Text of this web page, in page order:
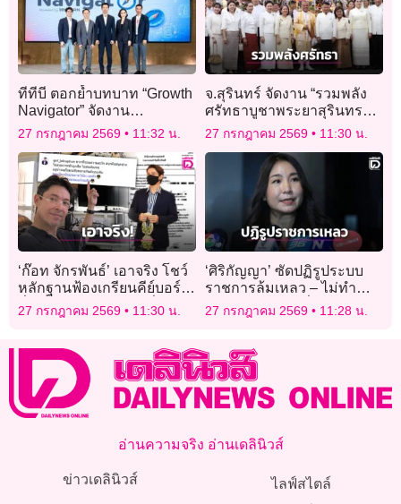
ทีทีบี ตอกย้ำบทบาท “Growth
Navigator” จัดงาน
Networking Day สนับสนุน
SME ไทยอย่างครบวงจร
27 กรกฎาคม 2569 11:32 น.
จ.สุรินทร์ จัดงาน “รวมพลัง
ศรัทธาบูชาพระยาสุรินทร
ภักดีฯ” เสริมบารมีเมือง
27 กรกฎาคม 2569 11:30 น.
‘ก๊อท จักรพันธ์’ เอาจริง โชว์
หลักฐานฟ้องเกรียนคีย์บอร์ด
ลั่นเตรียมรอรับหมายที่บ้าน!
27 กรกฎาคม 2569 11:30 น.
‘ศิริกัญญา’ ซัดปฏิรูประบบ
ราชการล้มเหลว – ไม่ทำ
แผนภาพใหญ่ หวั่นคนเก่งๆ
ชิงขอเออร์ลี่
27 กรกฎาคม 2569 11:28 น.
อ่านความจริง อ่านเดลินิวส์
ข่าวเดลินิวส์
ไลฟ์สไตล์